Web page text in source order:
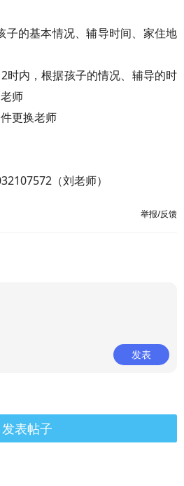
子的基本情况、辅导时间、家住地
时内，根据孩子的情况、辅导的时
师
更换老师
（刘老师）
举报/反馈
发表
发表帖子